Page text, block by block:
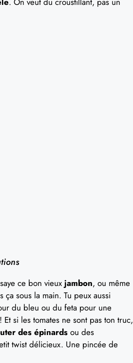
ce bon vieux jambon, ou même
ça sous la main. Tu peux aussi
du bleu ou du feta pour une
si les tomates ne sont pas ton truc,
des épinards ou des
twist délicieux. Une pincée de